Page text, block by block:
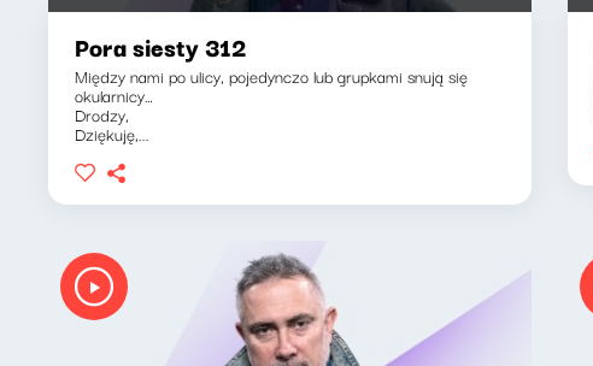
Pora siesty 312
Między nami po ulicy, pojedynczo lub grupkami snują się
okularnicy…
Drodzy,
Dziękuję,...